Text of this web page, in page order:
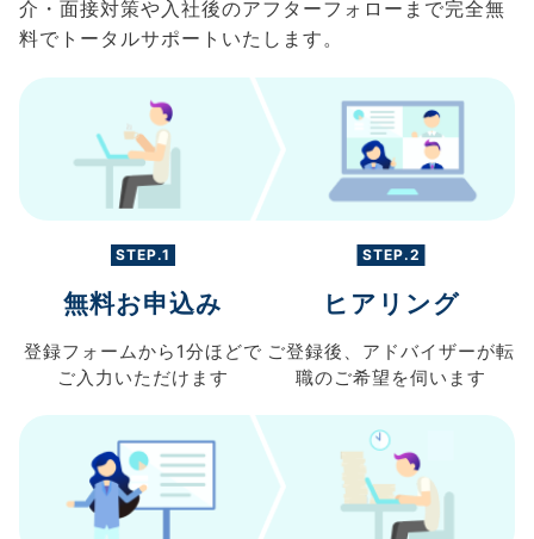
介・面接対策や入社後のアフターフォローまで完全無
料でトータルサポートいたします。
STEP.1
無料お申込み
登録フォームから 1分ほどで
ご入力 いただけます
STEP.2
ヒアリング
ご登録後、 アドバイザーが転
職のご希望を伺います